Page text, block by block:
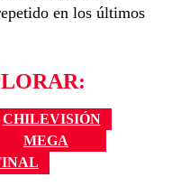
en los últimos
CHILEVISIÓN
MEGA